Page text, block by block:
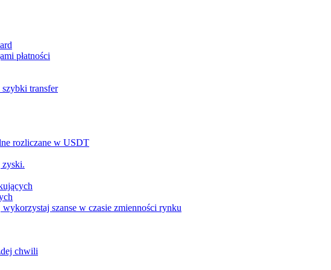
płatności
transfer
rozliczane w USDT
zyski.
szanse w czasie zmienności rynku
chwili